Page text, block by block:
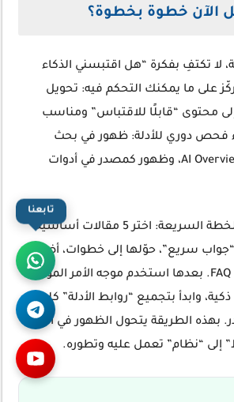
لا تكتفِ بفكرة “هل اقتبسني الذكاء
على ما يمكنك التحكم فيه: تحويل
محتوى “قابلًا للاقتباس” ومناسب
فحص دوري للأدلة: ظهور في بحث
جوجل، ظهور في AI Overviews، وظهور كمصدر في أدوات
ابدأ من اليوم بهذه الخطة السريعة: اختر 5 مقالات أساسية
سريع”، حوّلها إلى خطوات، أضف
جدولًا، ثم FAQ + Schema. بعدها استخدم موجه الأمر الموجود
وابدأ بتجميع “روابط الأدلة” كلما
الطريقة يتحول الظهور في الذكاء
إلى “نظام” تعمل عليه وتطوره.
تابعنا